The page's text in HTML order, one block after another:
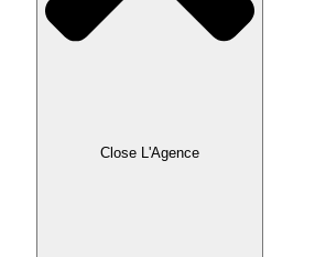
Close L'Agence